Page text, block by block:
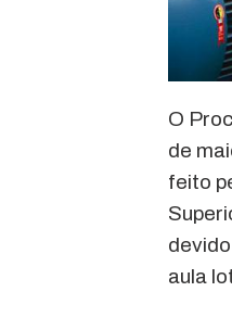
O
de
feito
aula